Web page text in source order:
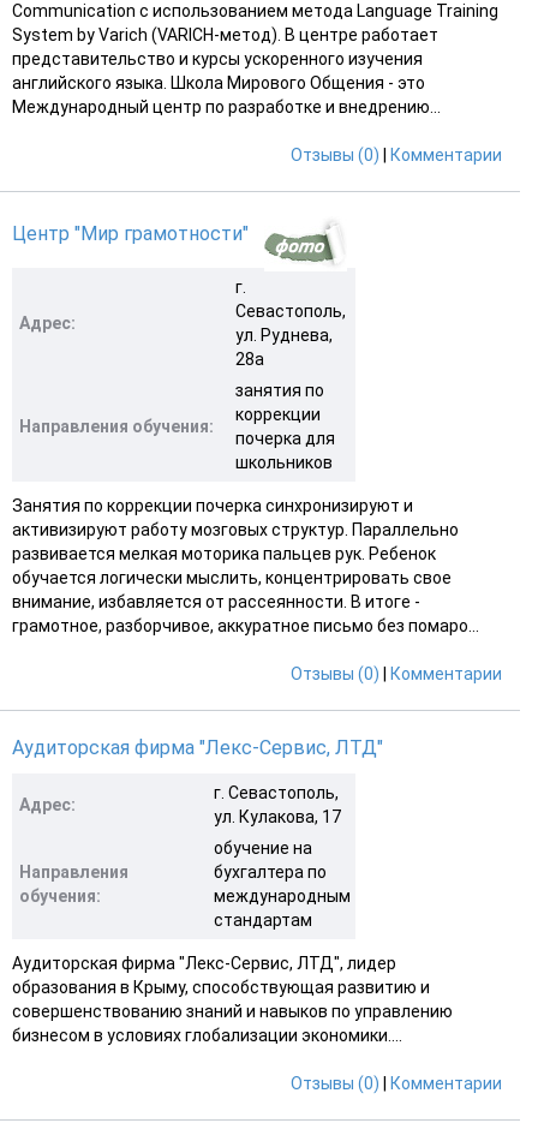
Communication с использованием метода Language Training
System by Varich (VARICH-метод). В центре работает
представительство и курсы ускоренного изучения
английского языка. Школа Мирового Общения - это
Международный центр по разработке и внедрению...
Отзывы (0) Комментарии
Центр "Мир грамотности"
Адрес:
г.
Севастополь,
ул. Руднева,
28а
Направления обучения:
занятия по
коррекции
почерка для
школьников
Занятия по коррекции почерка синхронизируют и
активизируют работу мозговых структур. Параллельно
развивается мелкая моторика пальцев рук. Ребенок
обучается логически мыслить, концентрировать свое
внимание, избавляется от рассеянности. В итоге -
грамотное, разборчивое, аккуратное письмо без помаро...
Отзывы (0) Комментарии
Аудиторская фирма "Лекс-Сервис, ЛТД"
Адрес:
г. Севастополь,
ул. Кулакова, 17
Направления
обучения:
обучение на
бухгалтера по
международным
стандартам
Аудиторская фирма "Лекс-Сервис, ЛТД", лидер
образования в Крыму, способствующая развитию и
совершенствованию знаний и навыков по управлению
бизнесом в условиях глобализации экономики....
Отзывы (0) Комментарии